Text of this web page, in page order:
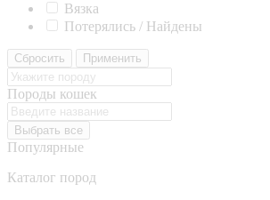
Вязка
Потерялись / Найдены
Сбросить Применить
Породы кошек
Выбрать все
Популярные
Каталог пород